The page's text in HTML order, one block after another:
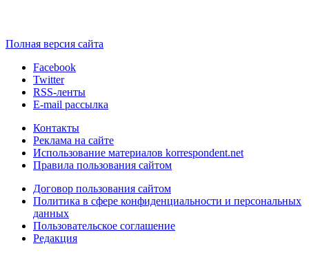
Полная версия сайта
Facebook
Twitter
RSS-ленты
E-mail рассылка
Контакты
Реклама на сайте
Использование материалов korrespondent.net
Правила пользования сайтом
Договор пользования сайтом
Политика в сфере конфиденциальности и персональных
данных
Пользовательское соглашение
Редакция